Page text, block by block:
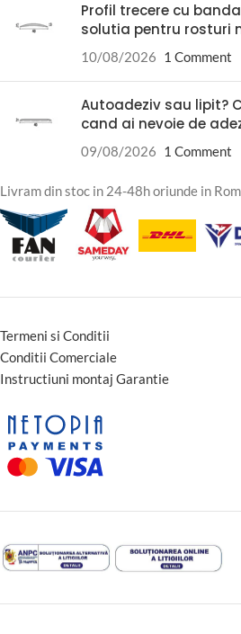
Profil trecere cu
solutia pentru rosturi
10/08/2026 1 Comment
Autoadeziv sau lipit?
cand ai nevoie de
09/08/2026 1 Comment
Livram din stoc in 24-48h oriunde in
Termeni si Conditii
Conditii Comerciale
Instructiuni montaj Garantie